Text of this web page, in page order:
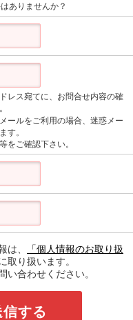
ありませんか？
レス宛てに、お問合せ内容の確
ールをご利用の場合、迷惑メー
す。
をご確認下さい。
は、
「個人情報のお取り扱
取り扱います。
い合わせください。
する